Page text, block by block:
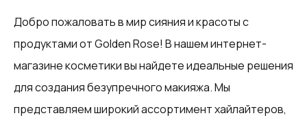
Добро пожаловать в мир сияния и красоты с
продуктами от Golden Rose! В нашем интернет-
магазине косметики вы найдете идеальные решения
для создания безупречного макияжа. Мы
представляем широкий ассортимент хайлайтеров,